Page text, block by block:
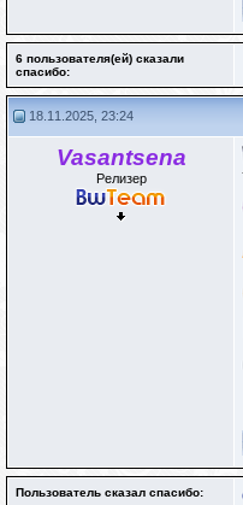
6 пользователя(ей) сказали
cпасибо:
18.11.2025, 23:24
Vasantsena
Релизер
Пользователь сказал cпасибо: